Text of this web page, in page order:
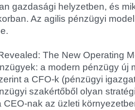
gazdasági helyzetben, és
Az agilis pénzügyi
The New Operating
a modern pénzügy új
a CFO-k (pénzügyi
szakértőből olyan
CEO-nak az üzleti